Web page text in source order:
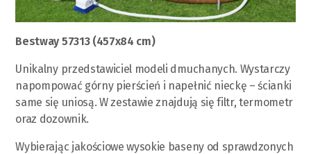
Bestway 57313 (457х84 сm)
Unikalny przedstawiciel modeli dmuchanych. Wystarczy
napompować górny pierścień i napełnić nieckę – ścianki
same się uniosą. W zestawie znajdują się filtr, termometr
oraz dozownik.
Wybierając jakościowe wysokie baseny od sprawdzonych